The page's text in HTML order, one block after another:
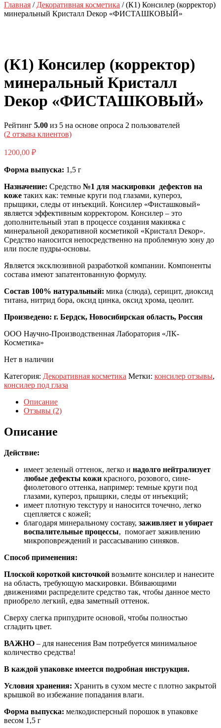
Главная / Декоративная косметика / (К1) Консилер (корректор)
минеральный Кристалл Dекор «ФИСТАШКОВЫЙ»
(К1) Консилер (корректор)
минеральный Кристалл
Dекор «ФИСТАШКОВЫЙ»
Рейтинг 5.00 из 5 на основе опроса 2 пользователей
(2 отзыва клиентов)
1200,00 ₽
Форма выпуска: 1,5 г
Назначение: Средство №1 для маскировки дефектов на
коже таких как: темные круги под глазами, купероз,
прыщики, следы от инъекций. Консилер «Фисташковый»
является эффективным корректором. Консилер – это
дополнительный этап в процессе создания макияжа с
минеральной декоративной косметикой «Кристалл Dекор».
Средство наносится непосредственно на проблемную зону до
или после пудры-основы.
Является эксклюзивной разработкой компании. Компоненты
состава имеют запатентованную формулу.
Состав 100% натуральный: мика (слюда), серицит, диоксид
титана, нитрид бора, оксид цинка, оксид хрома, цеолит.
Произведено: г. Бердск, Новосибирская область, Россия
ООО Научно-Производственная Лаборатория «ЛК-
Косметика»
Нет в наличии
Категория: Декоративная косметика Метки: консилер отзывы,
консилер под глаза
Описание
Отзывы (2)
Описание
Действие:
имеет зеленый оттенок, легко и надолго нейтрализует
любые дефекты кожи красного, розового, сине-
фиолетового оттенка, например: темные круги под
глазами, купероз, прыщики, следы от инъекций;
имеет плотную текстуру и наносится точечно, легко
сцепляется с кожей;
благодаря минеральному составу, заживляет и убирает
воспалительные процессы, помогает заживлению
микроповреждений и рассасыванию синяков.
Способ применения:
Плоской короткой кисточкой возьмите консилер и нанесите
на область, требующую маскировки. Вбивающими
движениями распределите средство так, чтобы данное место
приобрело легкий, едва заметный оттенок.
Сверху слегка припудрите основой, чтобы полностью
сгладить цвет.
ВАЖНО – для нанесения Вам потребуется минимальное
количество средства!
В каждой упаковке имеется подробная инструкция.
Условия хранения: Хранить в сухом месте с плотно закрытой
крышкой во избежание попадания влаги.
Форма выпуска: мелкодисперсный порошок в упаковке
весом 1,5 г